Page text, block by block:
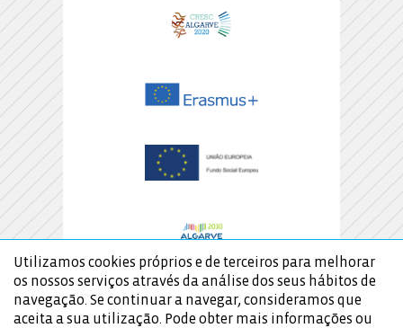
Utilizamos cookies próprios e de terceiros para melhorar
os nossos serviços através da análise dos seus hábitos de
navegação. Se continuar a navegar, consideramos que
aceita a sua utilização. Pode obter mais informações ou